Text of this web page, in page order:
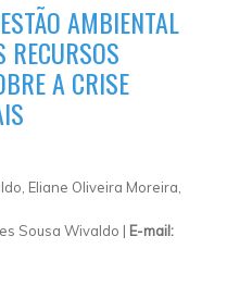
AMBIENTAL
RECURSOS
A CRISE
Eliane Oliveira Moreira,
Sousa Wivaldo | E-mail: